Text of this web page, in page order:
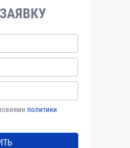
политики
4